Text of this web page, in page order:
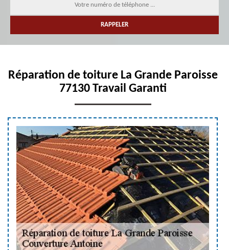
Réparation de toiture La Grande Paroisse
77130 Travail Garanti